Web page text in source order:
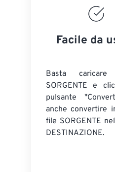
Facile da
Basta
SORGENTE e
pulsante
anche convertire
file SORGENTE
DESTINAZIONE.